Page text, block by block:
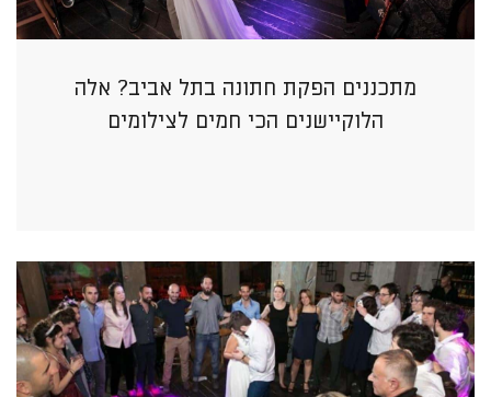
מתכננים הפקת חתונה בתל אביב? אלה
הלוקיישנים הכי חמים לצילומים